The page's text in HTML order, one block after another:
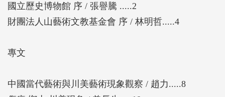
國立歷史博物館 序 / 張譽騰 .....2
財團法人山藝術文教基金會 序 / 林明哲.....4
專文
中國當代藝術與川美藝術現象觀察 / 趙力.....8